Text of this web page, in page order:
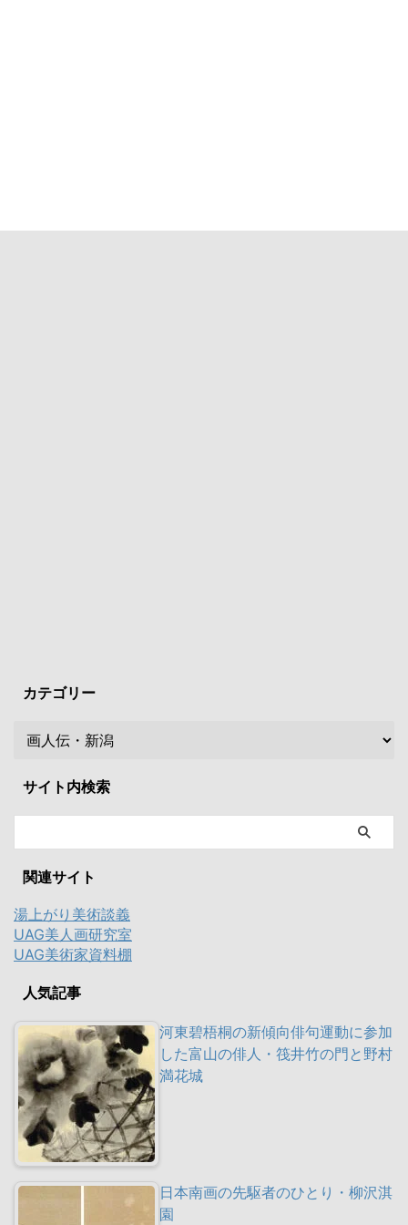
カテゴリー
サイト内検索
関連サイト
湯上がり美術談義
UAG美人画研究室
UAG美術家資料棚
人気記事
河東碧梧桐の新傾向俳句運動に参加
した富山の俳人・筏井竹の門と野村
満花城
日本南画の先駆者のひとり・柳沢淇
園